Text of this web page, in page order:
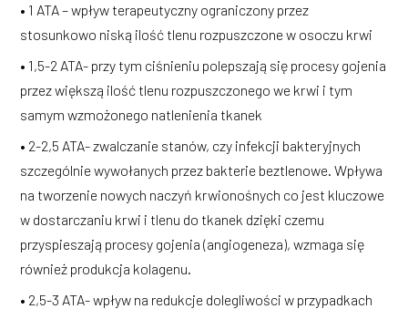
• 1 ATA – wpływ terapeutyczny ograniczony przez
stosunkowo niską ilość tlenu rozpuszczone w osoczu krwi
• 1,5-2 ATA- przy tym ciśnieniu polepszają się procesy gojenia
przez większą ilość tlenu rozpuszczonego we krwi i tym
samym wzmożonego natlenienia tkanek
• 2-2,5 ATA- zwalczanie stanów, czy infekcji bakteryjnych
szczególnie wywołanych przez bakterie beztlenowe. Wpływa
na tworzenie nowych naczyń krwionośnych co jest kluczowe
w dostarczaniu krwi i tlenu do tkanek dzięki czemu
przyspieszają procesy gojenia (angiogeneza), wzmaga się
również produkcja kolagenu.
• 2,5-3 ATA- wpływ na redukcje dolegliwości w przypadkach